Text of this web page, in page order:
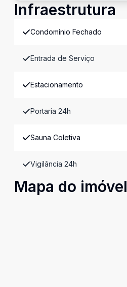
Infraestrutura
Condomínio Fechado
Entrada de Serviço
Estacionamento
Portaria 24h
Sauna Coletiva
Vigilância 24h
Mapa do imóvel